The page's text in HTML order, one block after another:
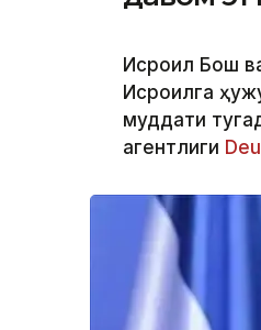
Исроил Бош
Исроилга
муддати
агентлиги